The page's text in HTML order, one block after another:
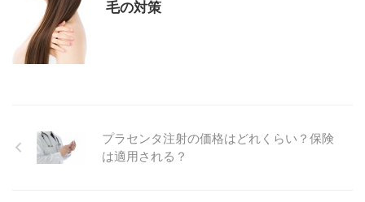
毛の対策
プラセンタ注射の価格はどれくらい？保険
は適用される？